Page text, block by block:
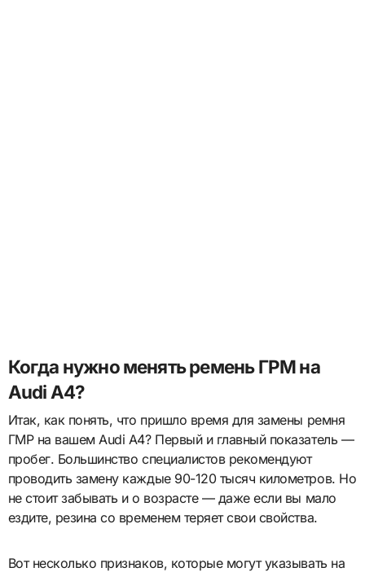
Когда нужно менять ремень ГРМ на
Audi A4?
Итак, как понять, что пришло время для замены ремня
ГМР на вашем Audi A4? Первый и главный показатель —
пробег. Большинство специалистов рекомендуют
проводить замену каждые 90-120 тысяч километров. Но
не стоит забывать и о возрасте — даже если вы мало
ездите, резина со временем теряет свои свойства.
Вот несколько признаков, которые могут указывать на